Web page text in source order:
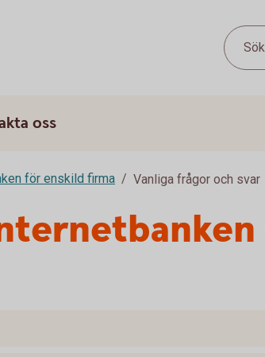
Sök
oss
för enskild firma Vanliga frågor och svar